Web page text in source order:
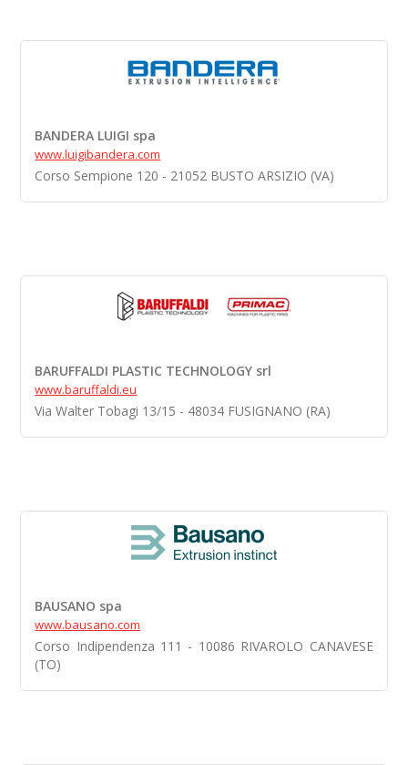
BANDERA LUIGI spa
www.luigibandera.com
Corso Sempione 120 - 21052 BUSTO ARSIZIO (VA)
BARUFFALDI PLASTIC TECHNOLOGY srl
www.baruffaldi.eu
Via Walter Tobagi 13/15 - 48034 FUSIGNANO (RA)
BAUSANO spa
www.bausano.com
Corso Indipendenza 111 - 10086 RIVAROLO CANAVESE
(TO)